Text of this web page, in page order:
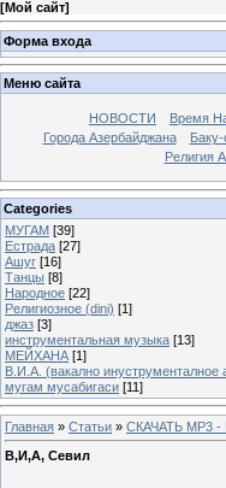
[Мой сайт]
Форма входа
Меню сайта
НОВОСТИ Время
Города Азербайджана
Религия
Categories
МУГАМ [39]
Естрада [27]
Ашуг [16]
Танцы [8]
Народное [22]
Религиозное (dini) [1]
джаз [3]
инструментальная музыка [13]
МЕЙХАНА [1]
В.И.А. (вакално инуструменталное
мугам мусабигаси [11]
Главная » Статьи » СКАЧАТЬ МР3
В,И,А, Севил